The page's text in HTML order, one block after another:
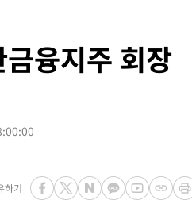
융지주 회장
하기